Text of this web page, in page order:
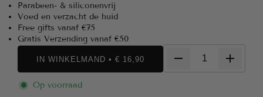
Parabeen- & siliconenvrij
Voed en verzacht de huid
Free gifts vanaf €75
Gratis Verzending vanaf €50
IN WINKELMAND • € 16,90
Op voorraad